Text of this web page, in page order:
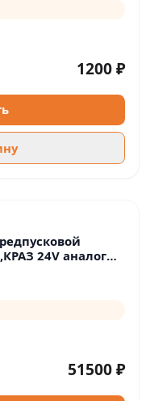
1200 ₽
24V аналог
51500 ₽